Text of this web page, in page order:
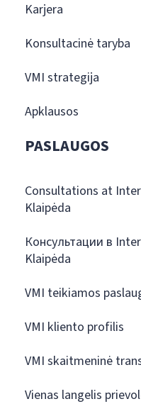
Karjera
Konsultacinė taryba
VMI strategija
Apklausos
PASLAUGOS
Consultations at
Klaipėda
Консультации в
Klaipėda
VMI teikiamos
VMI kliento profilis
VMI skaitmeninė
Vienas langelis